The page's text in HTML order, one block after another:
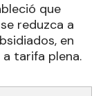
que
reduzca a
en
tarifa plena.